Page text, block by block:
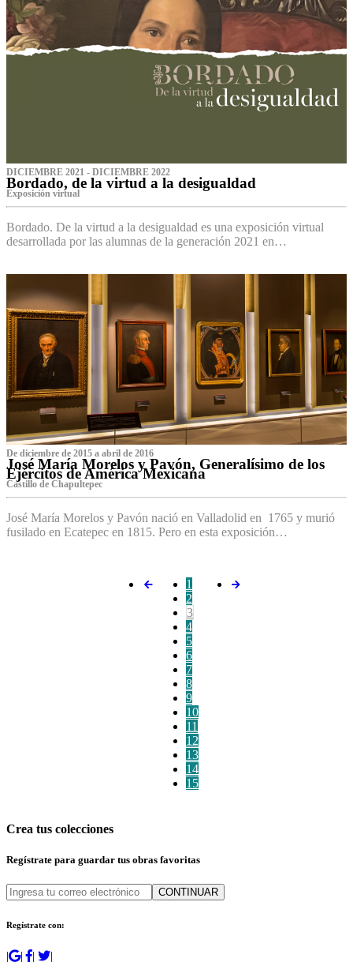
DICIEMBRE 2021 - DICIEMBRE 2022
Bordado, de la virtud a la desigualdad
Exposición virtual‌
Bordado. De la virtud a la desigualdad es una exposición virtual
desarrollada por las alumnas de la generación 2021 en…
De diciembre de 2015 a abril de 2016
José María Morelos y Pavón, Generalísimo de los
Ejércitos de América Mexicana
C‌astillo de Chapultepec
José María Morelos y Pavón nació en Valladolid en 1765 y murió
fusilado en Ecatepec en 1815. Pero en esta exposición…
1
2
3
4
5
6
7
8
9
10
11
12
13
14
15
Crea tus colecciones
Regístrate para guardar tus obras favoritas
CONTINUAR
Regístrate con:
| | | |